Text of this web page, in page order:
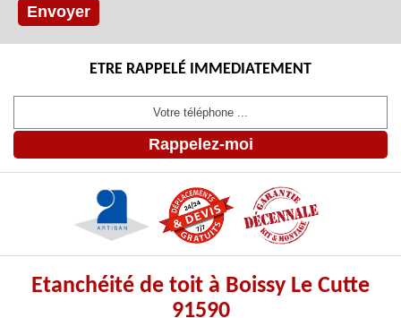
ETRE RAPPELÉ IMMEDIATEMENT
Etanchéité de toit à Boissy Le Cutte
91590